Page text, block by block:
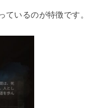
いるのが特徴です。